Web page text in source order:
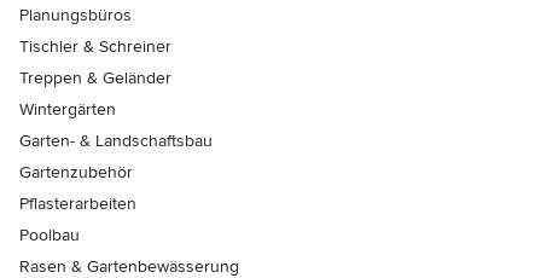
Planungsbüros
Tischler & Schreiner
Treppen & Geländer
Wintergärten
Garten- & Landschaftsbau
Gartenzubehör
Pflasterarbeiten
Poolbau
Rasen & Gartenbewässerung